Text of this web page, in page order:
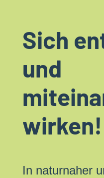
Sich
und
wirken!
In naturnaher